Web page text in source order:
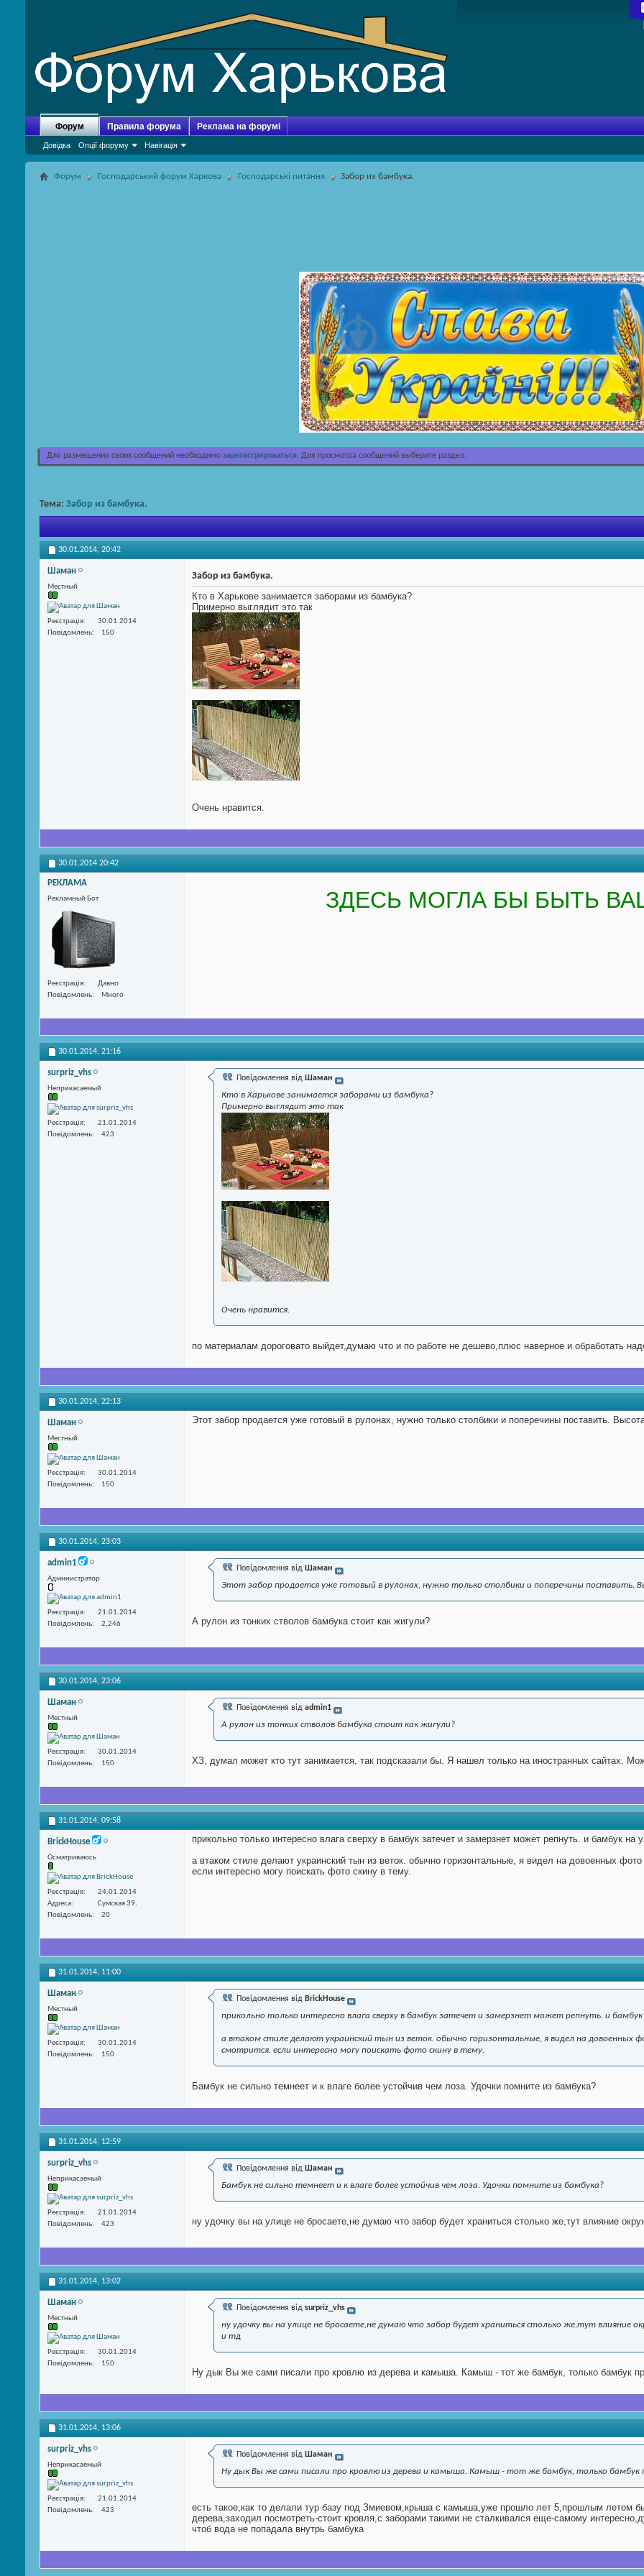
Форум
Довідка Опції форуму Навігація
Правила форума Реклама на форумі
Форум Господарський форум Харкова Господарські питання Забор из бамбука.
Для размещения своих сообщений необходимо зарегистрироваться. Для просмотра сообщений выберите раздел.
Тема: Забор из бамбука.
30.01.2014, 20:42
Шаман
Местный
Реєстрація
30.01.2014
Повідомлень
150
Забор из бамбука.
Кто в Харькове занимается заборами из бамбука?
Примерно выглядит это так
Очень нравится.
30.01.2014 20:42
РЕКЛАМА
Рекламный Бот
Реєстрація
Давно
Повідомлень
Много
ЗДЕСЬ МОГЛА БЫ БЫТЬ
30.01.2014, 21:16
surpriz_vhs
Неприкасаемый
Реєстрація
21.01.2014
Повідомлень
423
Повідомлення від Шаман
Кто в Харькове занимается заборами из бамбука?
Примерно выглядит это так
Очень нравится.
по материалам дороговато выйдет,думаю что и по работе не дешево,плюс наверное и обработать
30.01.2014, 22:13
Шаман
Местный
Реєстрація
30.01.2014
Повідомлень
150
Этот забор продается уже готовый в рулонах, нужно только столбики и поперечины поставить.
30.01.2014, 23:03
admin1
Администратор
Реєстрація
21.01.2014
Повідомлень
2,246
Повідомлення від Шаман
Этот забор продается уже готовый в рулонах, нужно только столбики и поперечины поставить.
А рулон из тонких стволов бамбука стоит как жигули?
30.01.2014, 23:06
Шаман
Местный
Реєстрація
30.01.2014
Повідомлень
150
Повідомлення від admin1
А рулон из тонких стволов бамбука стоит как жигули?
ХЗ, думал может кто тут занимается, так подсказали бы. Я нашел только на иностранных сайтах.
31.01.2014, 09:58
BrickHouse
Осматриваюсь
Реєстрація
24.01.2014
Адреса
Сумская 39,
Повідомлень
20
прикольно только интересно влага сверху в бамбук затечет и замерзнет может репнуть. и бамбук на
а втаком стиле делают украинский тын из веток. обычно горизонтальные, я видел на довоенных
если интересно могу поискать фото скину в тему.
31.01.2014, 11:00
Шаман
Местный
Реєстрація
30.01.2014
Повідомлень
150
Повідомлення від BrickHouse
прикольно только интересно влага сверху в бамбук затечет и замерзнет может репнуть. и
а втаком стиле делают украинский тын из веток. обычно горизонтальные, я видел на довоенных
смотрится. если интересно могу поискать фото скину в тему.
Бамбук не сильно темнеет и к влаге более устойчив чем лоза. Удочки помните из бамбука?
31.01.2014, 12:59
surpriz_vhs
Неприкасаемый
Реєстрація
21.01.2014
Повідомлень
423
Повідомлення від Шаман
Бамбук не сильно темнеет и к влаге более устойчив чем лоза. Удочки помните из бамбука?
ну удочку вы на улице не бросаете,не думаю что забор будет храниться столько же,тут влияние
31.01.2014, 13:02
Шаман
Местный
Реєстрація
30.01.2014
Повідомлень
150
Повідомлення від surpriz_vhs
ну удочку вы на улице не бросаете,не думаю что забор будет храниться столько же,тут влияние
и тд
Ну дык Вы же сами писали про кровлю из дерева и камыша. Камыш - тот же бамбук, только бамбук
31.01.2014, 13:06
surpriz_vhs
Неприкасаемый
Реєстрація
21.01.2014
Повідомлень
423
Повідомлення від Шаман
Ну дык Вы же сами писали про кровлю из дерева и камыша. Камыш - тот же бамбук, только бамбук
есть такое,как то делали тур базу под Змиевом,крыша с камыша,уже прошло лет 5,прошлым летом
дерева,заходил посмотреть-стоит кровля,с заборами такими не сталкивался еще-самому
чтоб вода не попадала внутрь бамбука